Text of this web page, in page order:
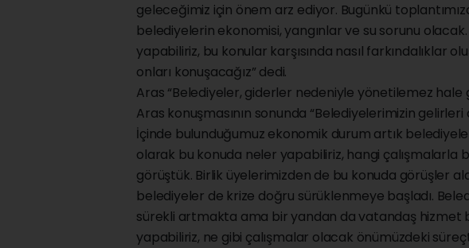
geleceğimiz için önem arz ediyor. Bugünkü
belediyelerin ekonomisi, yangınlar ve su sorunu
yapabiliriz, bu konular karşısında nasıl farkındalıklar
onları konuşacağız” dedi.
Aras “Belediyeler, giderler nedeniyle yönetilemez hale
Aras konuşmasının sonunda “Belediyelerimizin
İçinde bulunduğumuz ekonomik durum artık
olarak bu konuda neler yapabiliriz, hangi çalışmalarla
görüştük. Birlik üyelerimizden de bu konuda görüşler
belediyeler de krize doğru sürüklenmeye başladı.
sürekli artmakta ama bir yandan da vatandaş hizmet
yapabiliriz, ne gibi çalışmalar olacak önümüzdeki